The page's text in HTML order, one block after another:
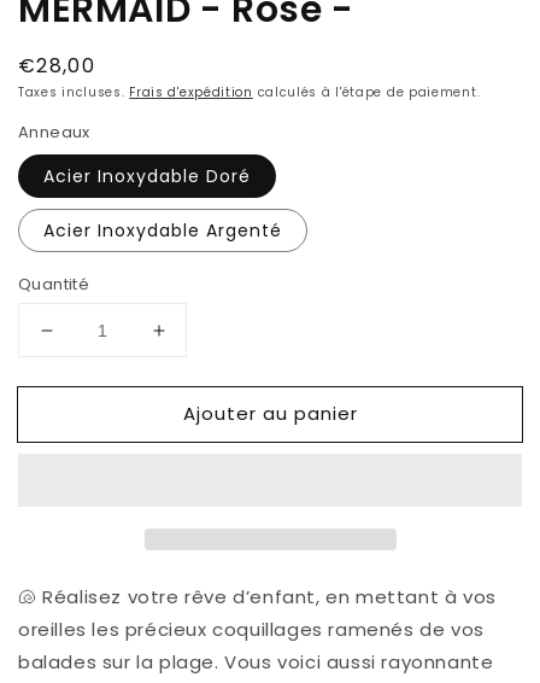
Prix
habituel
€28,00
Taxes incluses. Frais d'expédition calculés à l'étape de paiement.
Anneaux
Acier Inoxydable Doré
Acier Inoxydable Argenté
Quantité
Réduire
quantité
Boucles
-
Augmenter
quantité
Boucles
-
Ajouter au panier
🐚 Réalisez votre rêve d’enfant, en mettant à vos
oreilles les précieux coquillages ramenés de vos
balades sur la plage. Vous voici aussi rayonnante